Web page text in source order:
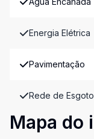
Energia Elétrica
Pavimentação
Rede de Esgoto
Mapa do